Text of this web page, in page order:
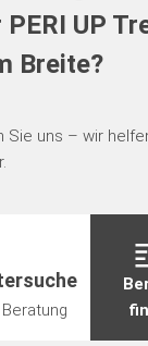
UP
Breite?
Sie uns – wir